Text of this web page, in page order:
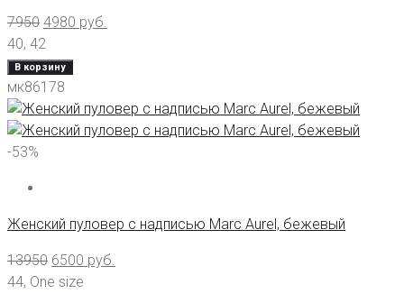
7950 4980 руб.
40, 42
В корзину
мк86178
-53%
Женский пуловер с надписью Marc Aurel, бежевый
13950 6500 руб.
44, One size